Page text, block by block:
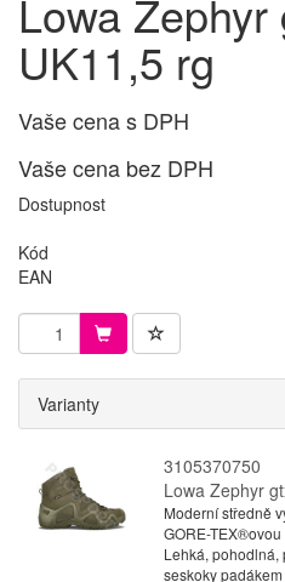
Lowa
UK11,5 rg
Vaše cena s DPH
Vaše cena bez DPH
Dostupnost
Kód
EAN
Varianty
3105370750
Lowa Zephyr
Moderní středně
GORE-
Lehká, pohodlná,
seskoky